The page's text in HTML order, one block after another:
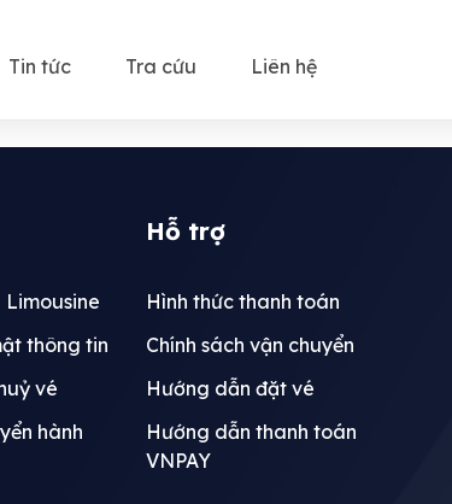
Tin tức Tra cứu Liên hệ
Limousine
thông tin
vé
hành
Hỗ trợ
Hình thức thanh toán
Chính sách vận chuyển
Hướng dẫn đặt vé
Hướng dẫn thanh toán
VNPAY